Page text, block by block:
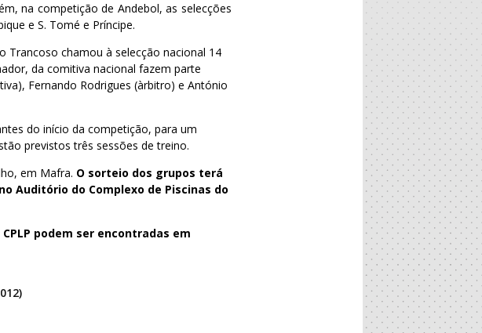
na competição de Andebol, as selecções
e S. Tomé e Príncipe.
Trancoso chamou à selecção nacional 14
da comitiva nacional fazem parte
Fernando Rodrigues (àrbitro) e António
do início da competição, para um
previstos três sessões de treino.
em Mafra. O sorteio dos grupos terá
Auditório do Complexo de Piscinas do
podem ser encontradas em